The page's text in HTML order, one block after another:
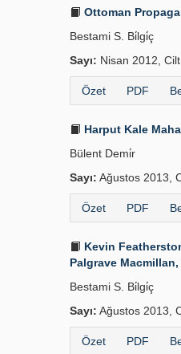
Ottoman
Bestami S. Bi̇lgi̇ç
Sayı: Nisan 2012,
Özet PDF
Harput Kale
Bülent Demi̇r
Sayı: Ağustos 2013,
Özet PDF
Kevin
Palgrave Macmillan,
Bestami S. Bi̇lgi̇ç
Sayı: Ağustos 2013,
Özet PDF